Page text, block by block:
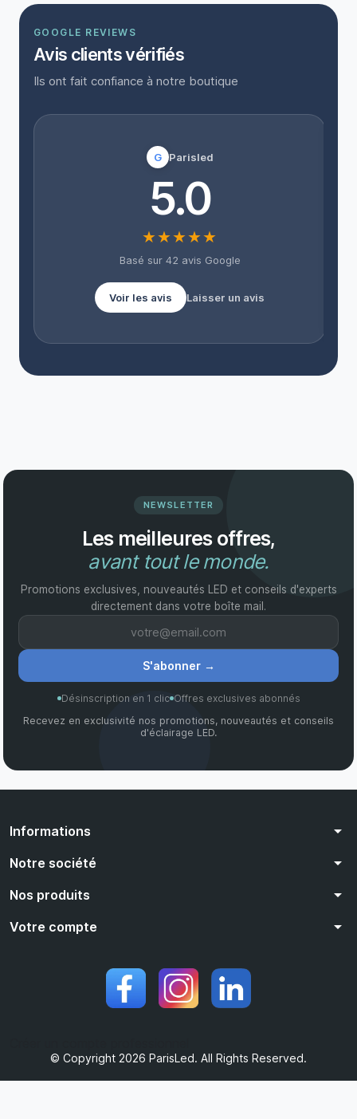
GOOGLE REVIEWS
Avis clients vérifiés
Ils ont fait confiance à notre boutique
G Parisled
5.0
★★★★★
Basé sur 42 avis Google
Voir les avis Laisser un avis
NEWSLETTER
Les meilleures offres,
avant tout le monde.
Promotions exclusives, nouveautés LED et conseils d'experts
directement dans votre boîte mail.
S'abonner →
Désinscription en 1 clic Offres exclusives abonnés
Recevez en exclusivité nos promotions, nouveautés et conseils
d'éclairage LED.
Informations arrow_drop_down
Notre société arrow_drop_down
Nos produits arrow_drop_down
Votre compte arrow_drop_down
© Copyright 2026 ParisLed. All Rights Reserved.